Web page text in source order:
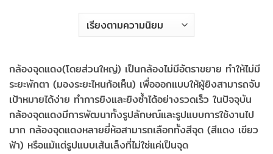
กล้องจุดแดง(โดยส่วนใหญ่) เป็นกล้องไม่มีอัตราขยาย ทำให้ไม่มี
ระยะพักตา (มองระยะไหนก้อเห็น) เพื่อออกแบบให้ผู้ยิงสามารถจับ
เป้าหมายได้ง่าย ทำการยิงและยิงซ้ำได้อย่างรวดเร็ว ในปัจจุบัน
กล้องจุดแดงมีการพัฒนาทั้งรูปลักษณ์และรูปแบบการใช้งานไป
มาก กล้องจุดแดงหลายยี่ห้อสามารถเลือกทั้งสีจุด (สีแดง เขียว
ฟ้า) หรือแม้แต่รูปแบบเส้นเล็งที่ไม่ใช่แค่เป็นจุด